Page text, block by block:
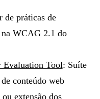
de práticas de
na WCAG 2.1 do
Evaluation Tool: Suíte
conteúdo web
extensão dos